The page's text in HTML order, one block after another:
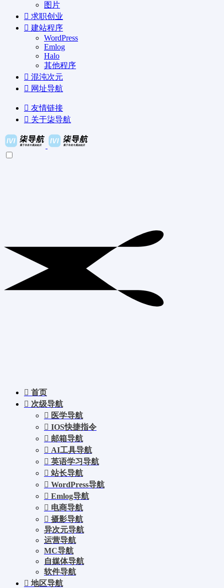
图片
求职创业
建站程序
WordPress
Emlog
Halo
其他程序
混沌次元
网址导航
友情链接
关于柒导航
首页
次级导航
医学导航
IOS快捷指令
邮箱导航
AI工具导航
英语学习导航
站长导航
WordPress导航
Emlog导航
电商导航
摄影导航
异次元导航
运营导航
MC导航
自媒体导航
软件导航
地区导航